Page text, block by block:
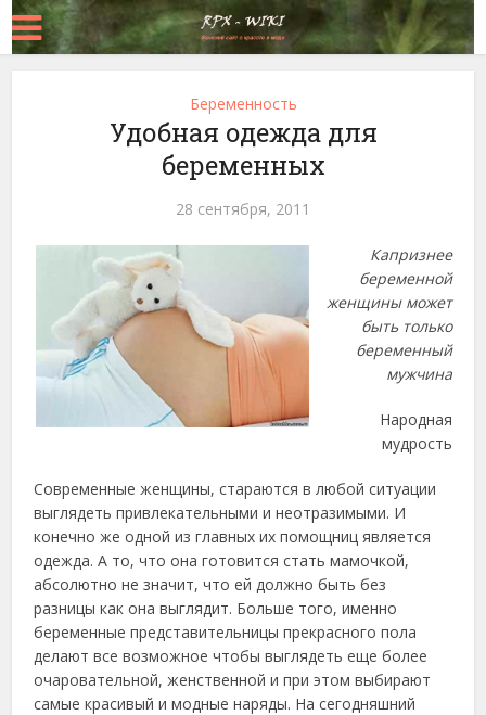
Беременность
Удобная одежда для
беременных
28 сентября, 2011
Капризнее
беременной
женщины может
быть только
беременный
мужчина
Народная
мудрость
Современные женщины, стараются в любой ситуации
выглядеть привлекательными и неотразимыми. И
конечно же одной из главных их помощниц является
одежда.А то, что она готовится стать мамочкой,
абсолютно не значит, что ей должно быть без
разницы как она выглядит. Больше того, именно
беременные представительницы прекрасного пола
делают все возможное чтобы выглядеть еще более
очаровательной, женственной и при этом выбирают
самые красивый и модные наряды. На сегодняшний